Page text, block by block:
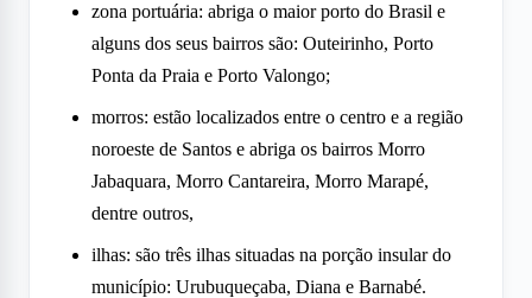
zona portuária: abriga o maior porto do Brasil e
alguns dos seus bairros são: Outeirinho, Porto
Ponta da Praia e Porto Valongo;
morros: estão localizados entre o centro e a região
noroeste de Santos e abriga os bairros Morro
Jabaquara, Morro Cantareira, Morro Marapé,
dentre outros,
ilhas: são três ilhas situadas na porção insular do
município: Urubuqueçaba, Diana e Barnabé.